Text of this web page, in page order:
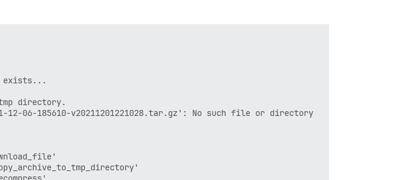
exists...
directory.
06-185610-v20211201221028.tar.gz': No such file or directory